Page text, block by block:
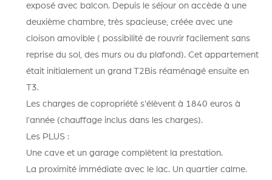
exposé avec balcon. Depuis le séjour on accède à une
deuxième chambre, très spacieuse, créée avec une
cloison amovible ( possibilité de rouvrir facilement sans
reprise du sol, des murs ou du plafond). Cet appartement
était initialement un grand T2Bis réaménagé ensuite en
T3.
Les charges de copropriété s'élèvent à 1840 euros à
l'année (chauffage inclus dans les charges).
Les PLUS :
Une cave et un garage complètent la prestation.
La proximité immédiate avec le lac. Un quartier calme.